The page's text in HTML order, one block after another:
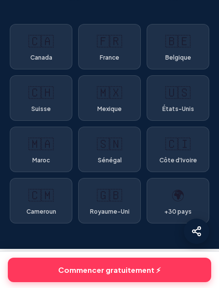
🇨🇦
Canada
🇫🇷
France
🇧🇪
Belgique
🇨🇭
Suisse
🇲🇽
Mexique
🇺🇸
États-Unis
🇲🇦
Maroc
🇸🇳
Sénégal
🇨🇮
Côte d'Ivoire
🇨🇲
Cameroun
🇬🇧
Royaume-Uni
🌍
+30 pays
Commencer gratuitement ⚡